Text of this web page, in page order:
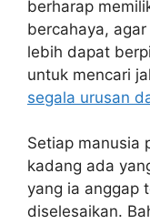
berharap
bercahaya,
lebih dapat
untuk mencari
segala urusan
Setiap manusia
kadang ada
yang ia anggap
diselesaikan.